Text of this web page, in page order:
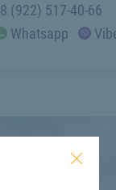
8 (922) 517-40-66
Whatsapp